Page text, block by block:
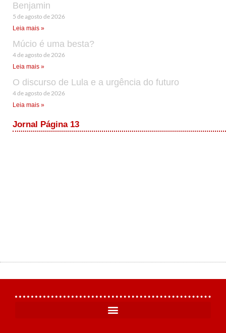
Benjamin
5 de agosto de 2026
Leia mais »
Múcio é uma besta?
4 de agosto de 2026
Leia mais »
O discurso de Lula e a urgência do futuro
4 de agosto de 2026
Leia mais »
Jornal Página 13